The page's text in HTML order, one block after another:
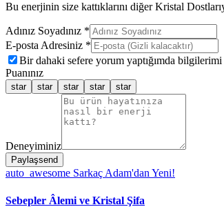
Bu enerjinin size kattıklarını diğer Kristal
Adınız Soyadınız *
E-posta Adresiniz *
Bir dahaki sefere yorum yaptığımda bilgilerimi
Puanınız
star star star star star
Deneyiminiz
Paylaşsend
auto_awesome Sarkaç Adam'dan Yeni!
Sebepler Âlemi ve Kristal Şifa